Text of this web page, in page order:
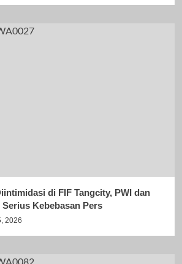
di FIF Tangcity, PWI dan
Kebebasan Pers
2026